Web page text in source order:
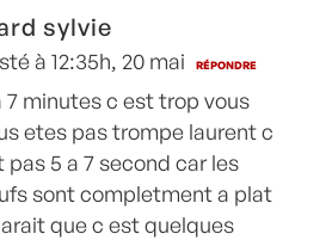
sylvie
à 12:35h, 20 mai RÉPONDRE
7 minutes c est trop vous
etes pas trompe laurent c
pas 5 a 7 second car les
sont completment a plat
que c est quelques